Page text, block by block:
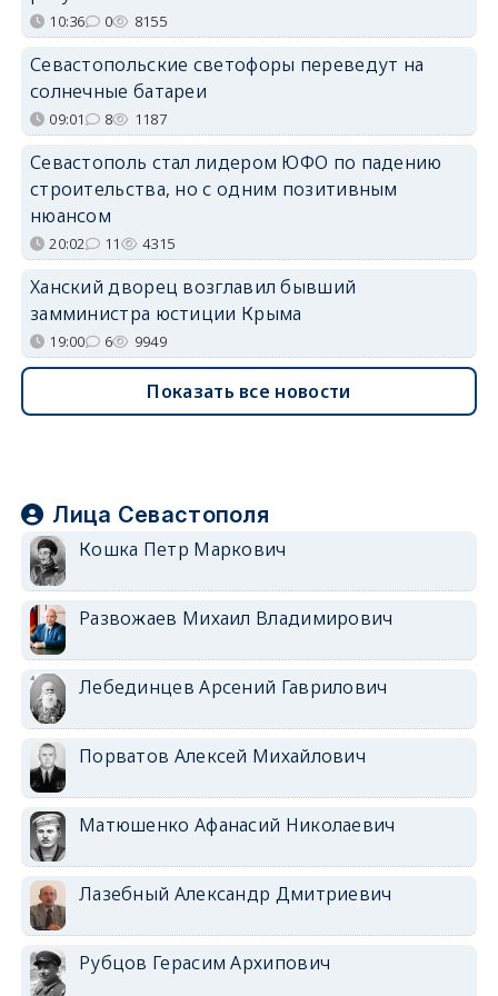
10:36 0 8155
Севастопольские светофоры переведут на
солнечные батареи
09:01 8 1187
Севастополь стал лидером ЮФО по падению
строительства, но с одним позитивным
нюансом
20:02 11 4315
Ханский дворец возглавил бывший
замминистра юстиции Крыма
19:00 6 9949
Показать все новости
Лица Севастополя
Кошка Петр Маркович
Развожаев Михаил Владимирович
Лебединцев Арсений Гаврилович
Порватов Алексей Михайлович
Матюшенко Афанасий Николаевич
Лазебный Александр Дмитриевич
Рубцов Герасим Архипович